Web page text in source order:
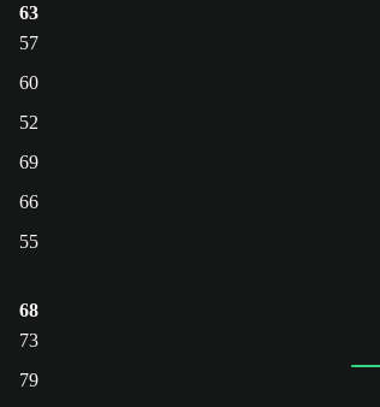
63
57
60
52
69
66
55
68
73
79